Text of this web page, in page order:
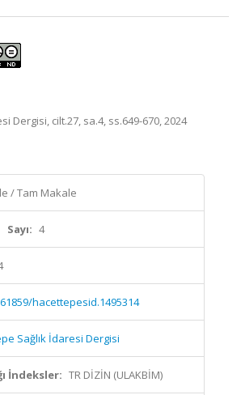
Dergisi, cilt.27, sa.4, ss.649-670, 2024
/ Tam Makale
Sayı: 4
hacettepesid.1495314
Sağlık İdaresi Dergisi
İndeksler: TR DİZİN (ULAKBİM)